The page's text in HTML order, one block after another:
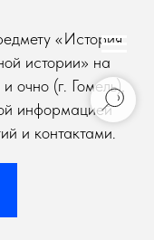
«История
истории» на
очно (г. Гомель),
информацией
и контактами.